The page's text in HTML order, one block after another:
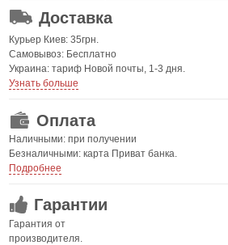
Доставка
Курьер Киев: 35грн.
Самовывоз: Бесплатно
Украина: тариф Новой почты, 1-3 дня.
Узнать больше
Оплата
Наличными: при получении
Безналичными: карта Приват банка.
Подробнее
Гарантии
Гарантия от
производителя.